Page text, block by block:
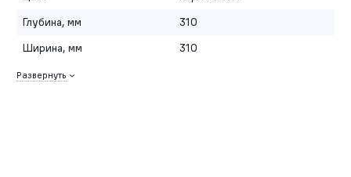
Глубина, мм
310
Ширина, мм
310
Развернуть